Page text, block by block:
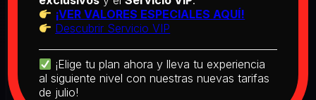
[PEDIDO] Boogie Nights (1997) BD25
2026
¡VER VALORES ESPECIALES AQUÍ!
Descubrir Servicio VIP
¡Elige tu plan ahora y lleva tu experiencia
al siguiente nivel con nuestras nuevas tarifas
de julio!